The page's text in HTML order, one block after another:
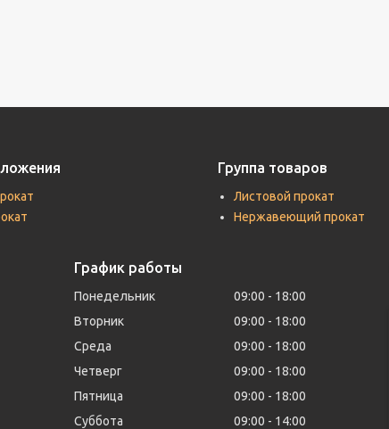
Группа товаров
Листовой прокат
Нержавеющий прокат
График работы
Понедельник 09:00
18:00
Вторник
09:00
18:00
Среда
09:00
18:00
Четверг
09:00
18:00
Пятница
09:00
18:00
Суббота
09:00
14:00